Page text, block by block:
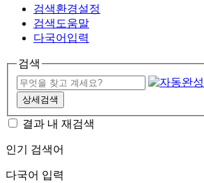
검색환경설정
검색도움말
다국어입력
검색
상세검색
결과 내 재검색
인기 검색어
다국어 입력